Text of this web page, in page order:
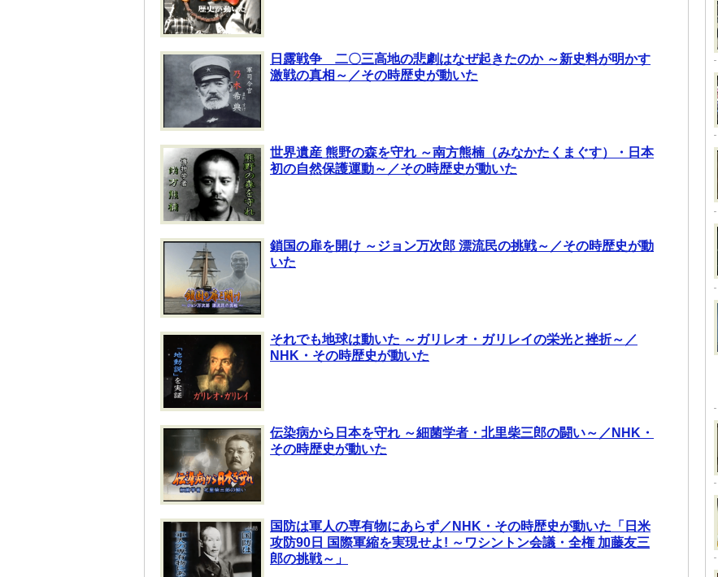
日露戦争 二〇三高地の悲劇はなぜ起きたのか ～新史料が明かす
激戦の真相～／その時歴史が動いた
世界遺産 熊野の森を守れ ～南方熊楠（みなかたくまぐす）・日本
初の自然保護運動～／その時歴史が動いた
鎖国の扉を開け ～ジョン万次郎 漂流民の挑戦～／その時歴史が動
いた
それでも地球は動いた ～ガリレオ・ガリレイの栄光と挫折～／
NHK・その時歴史が動いた
伝染病から日本を守れ ～細菌学者・北里柴三郎の闘い～／NHK・
その時歴史が動いた
国防は軍人の専有物にあらず／NHK・その時歴史が動いた「日米
攻防90日 国際軍縮を実現せよ! ～ワシントン会議・全権 加藤友三
郎の挑戦～」